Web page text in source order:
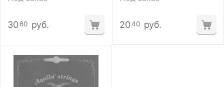
30 60 руб. 2040 руб.